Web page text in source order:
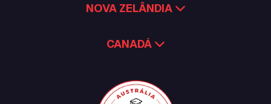
NOVA ZELÂNDIA
CANADÁ